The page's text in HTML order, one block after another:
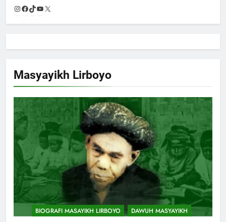
Instagram
Facebook
TikTok
YouTube
Masyayikh Lirboyo
BIOGRAFI MASAYIKH LIRBOYO DAWUH MASYAYIKH